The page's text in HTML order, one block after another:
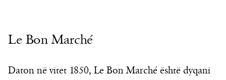
Le Bon Marché
Daton në vitet 1850, Le Bon Marché është dyqani